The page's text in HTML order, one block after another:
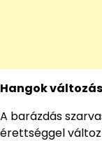
Hangok
A barázdás
érettséggel